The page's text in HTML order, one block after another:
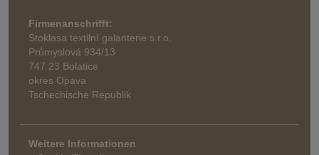
Firmenanschrifft:
Stoklasa textilní galanterie s.r.o.
Průmyslová 934/13
747 23 Bolatice
okres Opava
Tschechische Republik
Weitere Informationen